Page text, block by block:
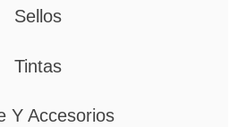
Sellos
Tintas
Y Accesorios